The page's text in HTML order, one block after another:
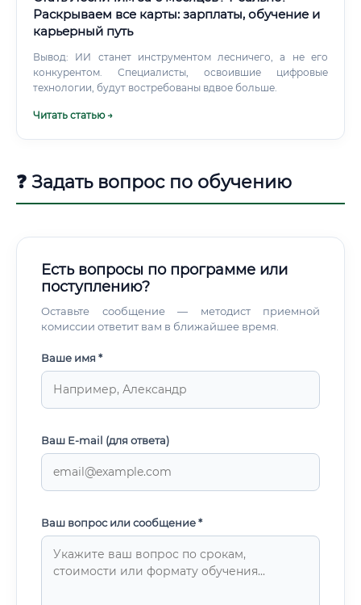
Раскрываем все карты: зарплаты, обучение и
карьерный путь
Вывод: ИИ станет инструментом лесничего, а не его
конкурентом. Специалисты, освоившие цифровые
технологии, будут востребованы вдвое больше.
Читать статью →
❓ Задать вопрос по обучению
Есть вопросы по программе или
поступлению?
Оставьте сообщение — методист приемной
комиссии ответит вам в ближайшее время.
Ваше имя *
Ваш E-mail (для ответа)
Ваш вопрос или сообщение *